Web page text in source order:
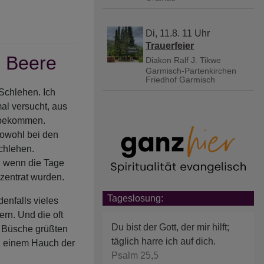
Beere
Ich
versucht, aus
bei den
die Tage
wurden.
vieles
Und die oft
grüßten
einem Hauch der
Di, 11.8. 11 Uhr
Trauerfeier
Diakon Ralf J. Tikwe
Garmisch-Partenkirchen
Friedhof Garmisch
Tageslosung:
Du bist der Gott, der mir hilft;
täglich harre ich auf dich.
Psalm 25,5